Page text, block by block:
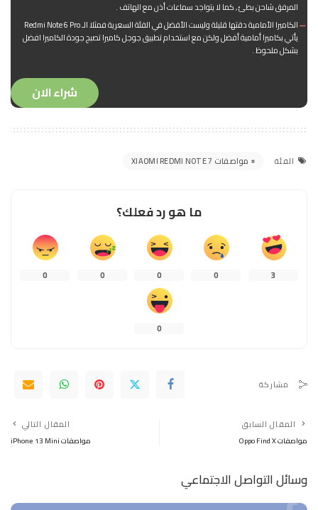
المرفق شاحن بطئ , كما لا يتواجد سماعات أذن مع الهاتف .
الكاميرا الأمامية دقتها قليلة وليست الأفضل في الفئة السعرية فمثلا الـ Redmi Note 6 Pro
يأتي بكاميرا أمامية أفضل ولكن مع استخدام تطبيق جوجل كاميرا تصبج جودة الكاميرا افضل
بشكل ملحوظ .
شراء الان
الفئة مواصفات XIAOMI REDMI NOTE 7
ما هو رد فعلك؟
3
0
0
0
0
0
مشاركة
المقال السابق
مواصفات Oppo Find X
المقال التالي
مواصفات iPhone 13 Mini
وسائل التواصل الاجتماعي